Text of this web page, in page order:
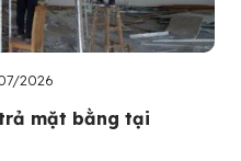
2026
mặt bằng tại